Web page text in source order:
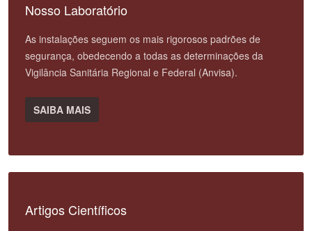
Nosso Laboratório
As instalações seguem os mais rigorosos padrões de
segurança, obedecendo a todas as determinações da
Vigilância Sanitária Regional e Federal (Anvisa).
SAIBA MAIS
Artigos Científicos